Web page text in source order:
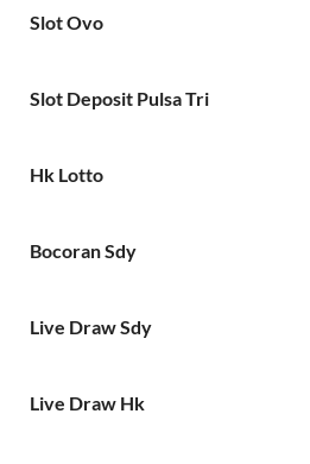
Slot Ovo
Slot Deposit Pulsa Tri
Hk Lotto
Bocoran Sdy
Live Draw Sdy
Live Draw Hk